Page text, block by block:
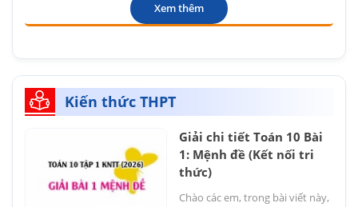
Xem thêm
Kiến thức THPT
Giải chi tiết Toán 10 Bài
1: Mệnh đề (Kết nối tri
thức)
Chào các em, trong bài viết này,